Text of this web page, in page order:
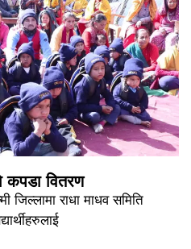
कपडा वितरण
राधा माधव समिति